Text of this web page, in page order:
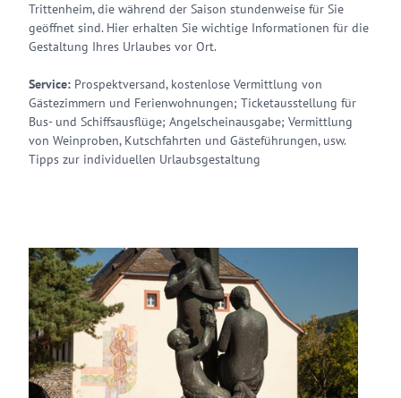
Trittenheim, die während der Saison stundenweise für Sie
geöffnet sind. Hier erhalten Sie wichtige Informationen für die
Gestaltung Ihres Urlaubes vor Ort.
Service: Prospektversand, kostenlose Vermittlung von
Gästezimmern und Ferienwohnungen; Ticketausstellung für
Bus- und Schiffsausflüge; Angelscheinausgabe; Vermittlung
von Weinproben, Kutschfahrten und Gästeführungen, usw.
Tipps zur individuellen Urlaubsgestaltung